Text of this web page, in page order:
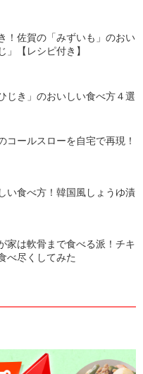
！佐賀の「みずいも」のおい
」【レシピ付き】
じき」のおいしい食べ方４選
コールスローを自宅で再現！
い食べ方！韓国風しょうゆ漬
家は軟骨まで食べる派！チキ
べ尽くしてみた